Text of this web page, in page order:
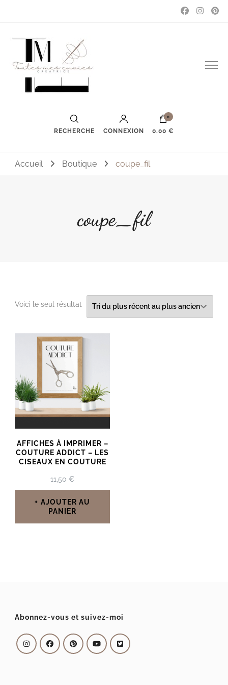
Toutes mes envies
Couture, accessoires, mode, bijoux …
RECHERCHE CONNEXION
0
0,00 €
Accueil Boutique coupe_fil
coupe_fil
Voici le seul résultat
AFFICHES À IMPRIMER –
COUTURE ADDICT – LES
CISEAUX EN COUTURE
11,50€
AJOUTER AU
PANIER
Abonnez-vous et suivez-moi